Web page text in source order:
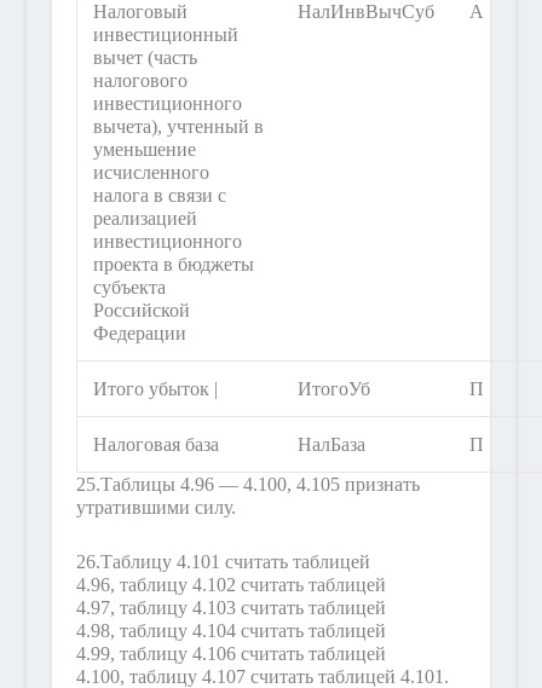
Налоговый
инвестиционный
вычет (часть
налогового
инвестиционного
вычета), учтенный в
уменьшение
исчисленного
налога в связи с
реализацией
инвестиционного
проекта в бюджеты
субъекта
Российской
Федерации
НалИнвВычСуб А
Итого убыток | ИтогоУб П
Налоговая база НалБаза
П
25.Таблицы 4.96 — 4.100, 4.105 признать
утратившими силу.
26.Таблицу 4.101 считать таблицей
4.96, таблицу 4.102 считать таблицей
4.97, таблицу 4.103 считать таблицей
4.98, таблицу 4.104 считать таблицей
4.99, таблицу 4.106 считать таблицей
4.100, таблицу 4.107 считать таблицей 4.101.